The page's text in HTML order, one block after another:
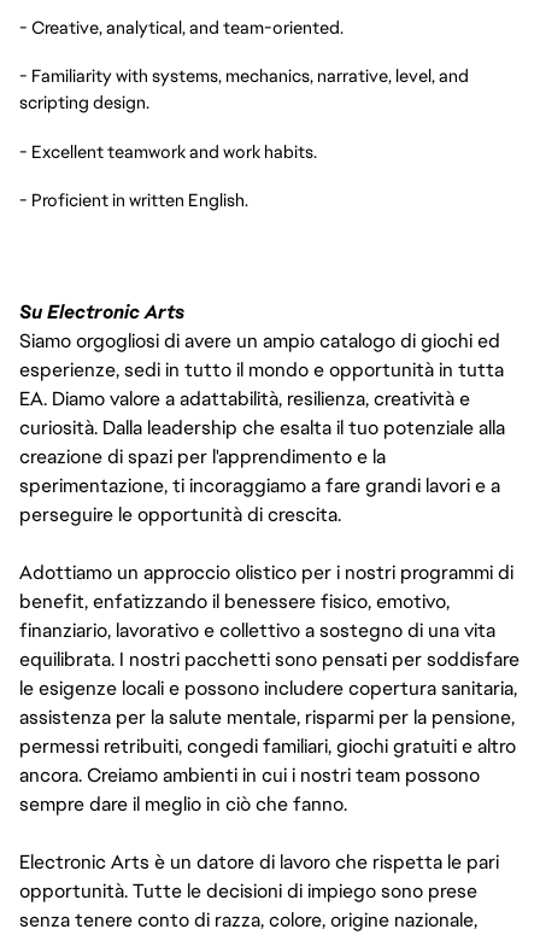
- Creative, analytical, and team-oriented.
- Familiarity with systems, mechanics, narrative, level, and
scripting design.
- Excellent teamwork and work habits.
- Proficient in written English.
Su Electronic Arts
Siamo orgogliosi di avere un ampio catalogo di giochi ed
esperienze, sedi in tutto il mondo e opportunità in tutta
EA. Diamo valore a adattabilità, resilienza, creatività e
curiosità. Dalla leadership che esalta il tuo potenziale alla
creazione di spazi per l'apprendimento e la
sperimentazione, ti incoraggiamo a fare grandi lavori e a
perseguire le opportunità di crescita.
Adottiamo un approccio olistico per i nostri programmi di
benefit, enfatizzando il benessere fisico, emotivo,
finanziario, lavorativo e collettivo a sostegno di una vita
equilibrata. I nostri pacchetti sono pensati per soddisfare
le esigenze locali e possono includere copertura sanitaria,
assistenza per la salute mentale, risparmi per la pensione,
permessi retribuiti, congedi familiari, giochi gratuiti e altro
ancora. Creiamo ambienti in cui i nostri team possono
sempre dare il meglio in ciò che fanno.
Electronic Arts è un datore di lavoro che rispetta le pari
opportunità. Tutte le decisioni di impiego sono prese
senza tenere conto di razza, colore, origine nazionale,